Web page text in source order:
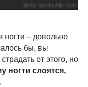
Фото: isorepublic.com
– довольно
бы, вы
от этого, но
ногти слоятся,